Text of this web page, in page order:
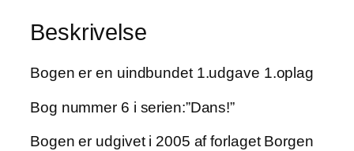
Marie
antal
Beskrivelse
Bogen er en uindbundet 1.udgave 1.oplag
Bog nummer 6 i serien:”Dans!”
Bogen er udgivet i 2005 af forlaget Borgen